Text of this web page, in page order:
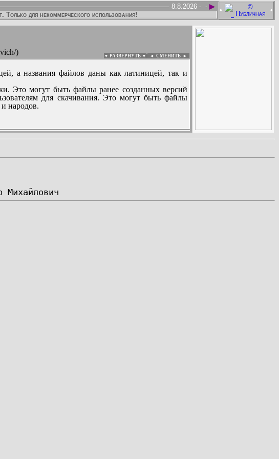
• •
►
-
8.8.2026 -
Только для некоммерческого использования!
)
▼ РАЗВЕРНУТЬ ▼ ◄ СМЕНИТЬ ►
а названия файлов даны как латиницей, так и
Это могут быть файлы ранее созданных версий
для скачивания. Это могут быть файлы
народов.
: